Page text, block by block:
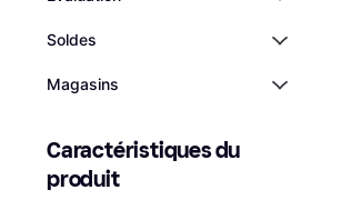
Soldes
Magasins
Caractéristiques du
produit